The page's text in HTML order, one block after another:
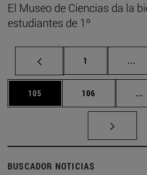
El Museo de Ciencias da la
estudiantes de 1º
Página
1 ...
Página
105 Página
106 ...
BUSCADOR NOTICIAS